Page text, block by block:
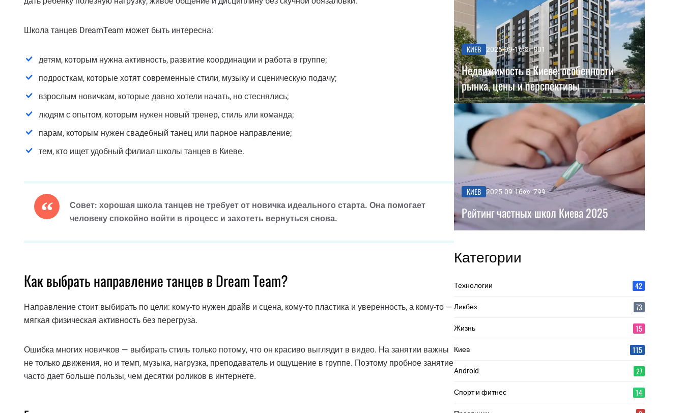
Школа танцев DreamTeam может быть интересна:
детям, которым нужна активность, развитие координации и работа в группе;
подросткам, которые хотят современные стили, музыку и сценическую подачу;
взрослым новичкам, которые давно хотели начать, но стеснялись;
людям с опытом, которым нужен новый тренер, стиль или команда;
парам, которым нужен свадебный танец или парное направление;
тем, кто ищет удобный филиал школы танцев в Киеве.
Совет: хорошая школа танцев не требует от новичка идеального старта. Она помогает
человеку спокойно войти в процесс и захотеть вернуться снова.
Как выбрать направление танцев в Dream Team?
Направление стоит выбирать по цели: кому-то нужен драйв и сцена, кому-то пластика и уверенность, а кому-то —
мягкая физическая активность без перегруза.
Ошибка многих новичков — выбирать стиль только потому, что он красиво выглядит в видео. На занятии важны
не только движения, но и темп, музыка, нагрузка, преподаватель и ощущение в группе. Поэтому пробное занятие
часто дает больше пользы, чем десятки роликов в интернете.
КИЕВ 2025-09-16 801
Недвижимость в Киеве: особенности
рынка, цены и перспективы
КИЕВ 2025-09-16 799
Рейтинг частных школ Киева 2025
Категории
Технологии 42
Ликбез 73
Жизнь 15
Киев 115
Android 27
Спорт и фитнес 14